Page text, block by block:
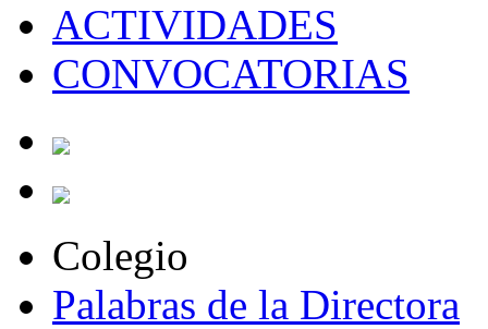
ACTIVIDADES
CONVOCATORIAS
Colegio
Palabras de la Directora